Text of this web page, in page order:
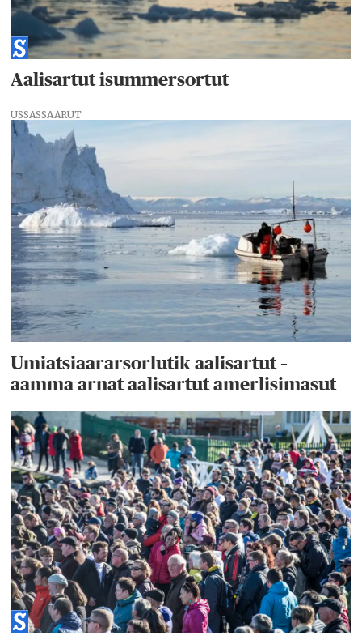
Aalisartut isummersortut
USSASSAARUT
Umiatsiaararsorlutik aalisartut –
aamma arnat aalisartut amerlisimasut